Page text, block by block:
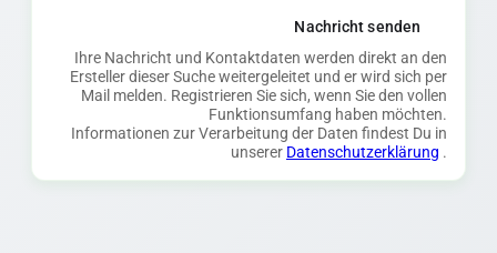
Nachricht senden
Ihre Nachricht und Kontaktdaten werden direkt an den
Ersteller dieser Suche weitergeleitet und er wird sich per
Mail melden. Registrieren Sie sich, wenn Sie den vollen
Funktionsumfang haben möchten.
Informationen zur Verarbeitung der Daten findest Du in
unserer Datenschutzerklärung .